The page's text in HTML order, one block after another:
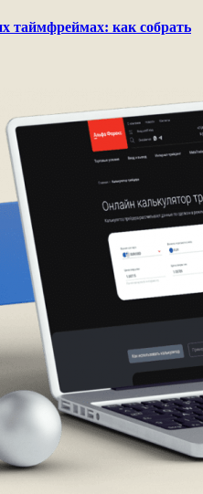
таймфреймах: как собрать